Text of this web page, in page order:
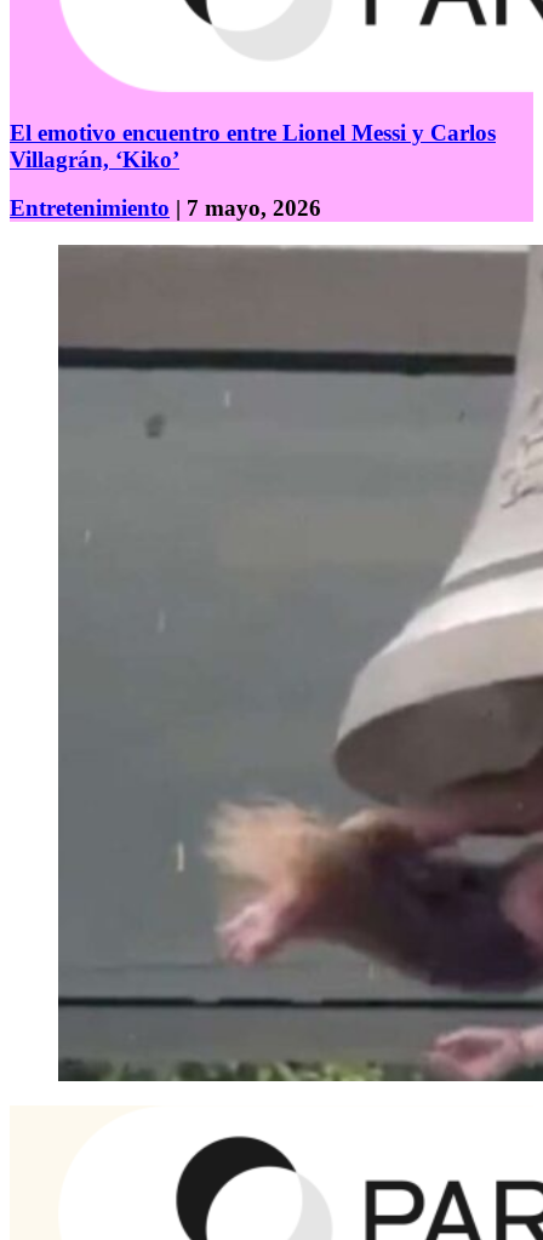
El emotivo encuentro entre Lionel Messi y Carlos
Villagrán, ‘Kiko’
Entretenimiento | 7 mayo, 2026